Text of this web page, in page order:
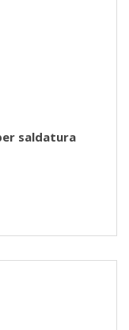
saldatura